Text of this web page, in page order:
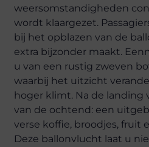
weersomstandigheden
wordt klaargezet.
bij het opblazen van de
extra bijzonder maakt.
u van een rustig zweven
waarbij het uitzicht
hoger klimt. Na de
van de ochtend: een
verse koffie, broodjes, fruit
Deze ballonvlucht laat u